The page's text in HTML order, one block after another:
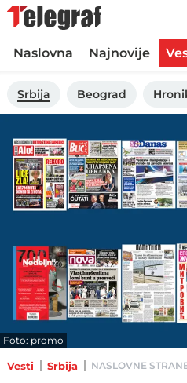
Naslovna Najnovije
Srbija Beograd
Foto: promo
Vesti Srbija NASLOVNE